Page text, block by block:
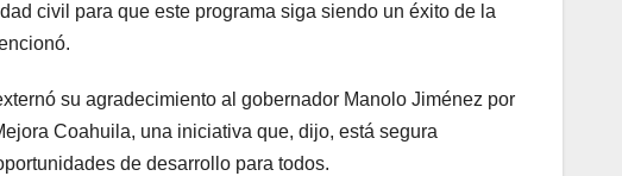
civil para que este programa siga siendo un éxito de la
su agradecimiento al gobernador Manolo Jiménez por
Coahuila, una iniciativa que, dijo, está segura
de desarrollo para todos.